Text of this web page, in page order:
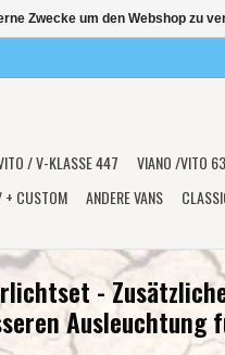
/ V-KLASSE 447 VIANO /VITO
+ CUSTOM
ANDERE VANS
-
Ausleuchtung
Zwecke um den Webshop zu